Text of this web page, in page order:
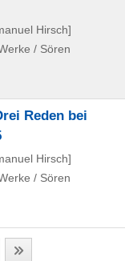
Hirsch]
/ Sören
Reden bei
Hirsch]
/ Sören